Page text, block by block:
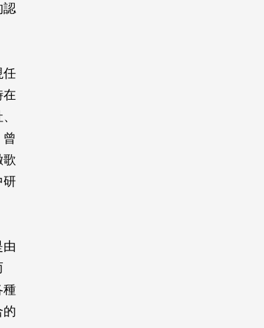
認
任
在
歌
研
由
種
的